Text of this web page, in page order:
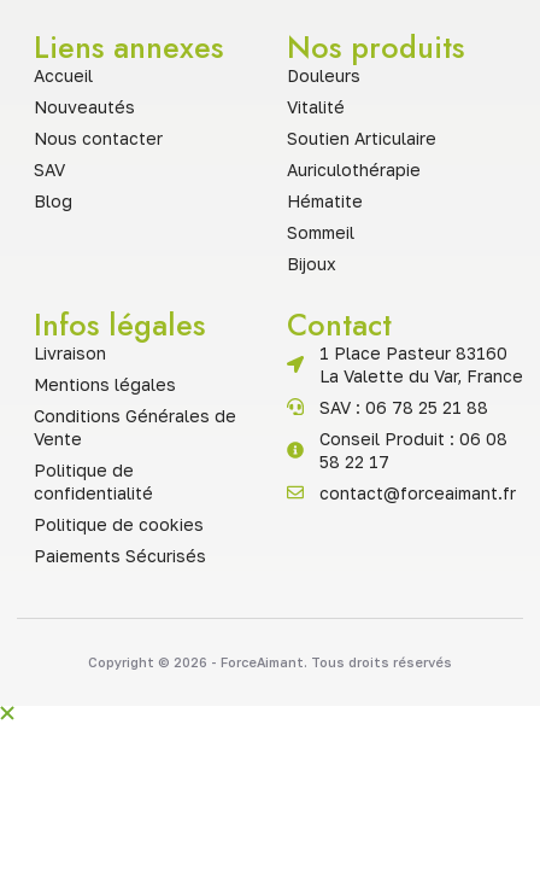
Liens annexes
Accueil
Nouveautés
Nous contacter
SAV
Blog
Nos produits
Douleurs
Vitalité
Soutien Articulaire
Auriculothérapie
Hématite
Sommeil
Bijoux
Infos légales
Livraison
Mentions légales
Conditions Générales de
Vente
Politique de
confidentialité
Politique de cookies
Paiements Sécurisés
Contact
1 Place Pasteur 83160
La Valette du Var, France
SAV : 06 78 25 21 88
Conseil Produit : 06 08
58 22 17
contact@forceaimant.fr
Copyright © 2026 - ForceAimant. Tous droits réservés